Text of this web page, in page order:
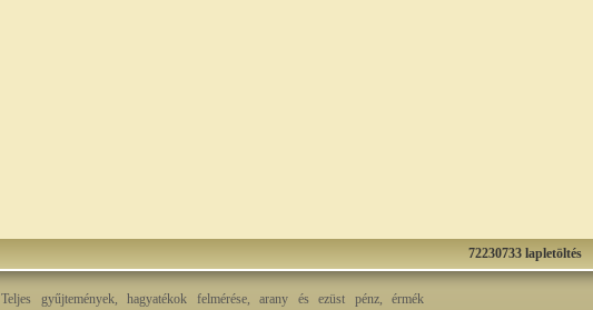
72230733 lapletöltés
Teljes gyűjtemények, hagyatékok felmérése, arany és ezüst pénz, érmék